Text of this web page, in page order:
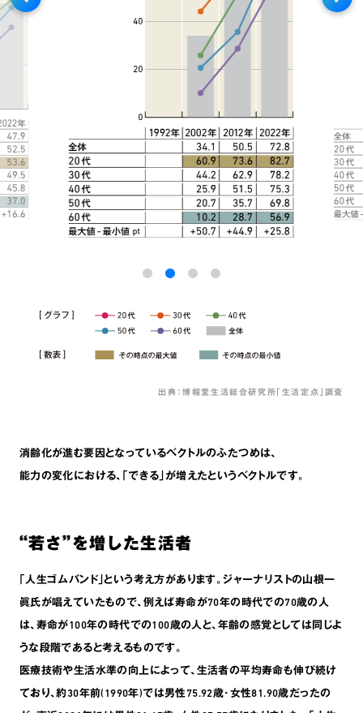
出典：博報堂生活総合研究所「生活定点」調査
消齢化が進む要因となっているベクトルのふたつめは､
能力の変化における､｢できる｣が増えたというベクトルです。
“若さ”を増した生活者
｢人生ゴムバンド｣という考え方があります。ジャーナリストの山根一
眞氏が唱えていたもので､例えば寿命が70年の時代での70歳の人
は､寿命が100年の時代での100歳の人と､年齢の感覚としては同じよ
うな段階であると考えるものです。
医療技術や生活水準の向上によって､生活者の平均寿命も伸び続け
ており､約30年前(1990年)では男性75.92歳･女性81.90歳だったの